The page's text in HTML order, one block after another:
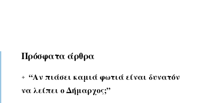
Πρόσφατα άρθρα
“Αν πιάσει καμιά φωτιά είναι δυνατόν
να λείπει ο Δήμαρχος;”